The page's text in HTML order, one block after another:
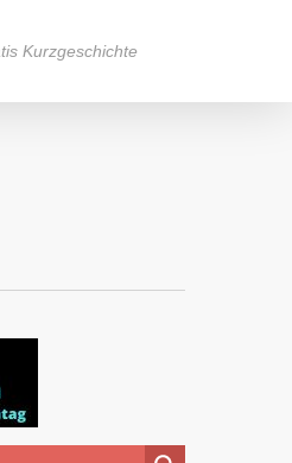
Kurzgeschichte